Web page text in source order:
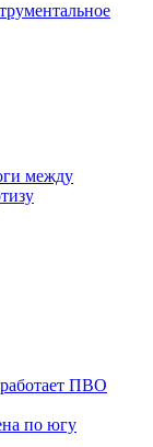
между
ПВО
по югу